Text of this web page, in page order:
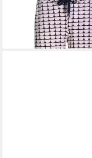
KATE GRAFISCH
62,99 € 69,99 €